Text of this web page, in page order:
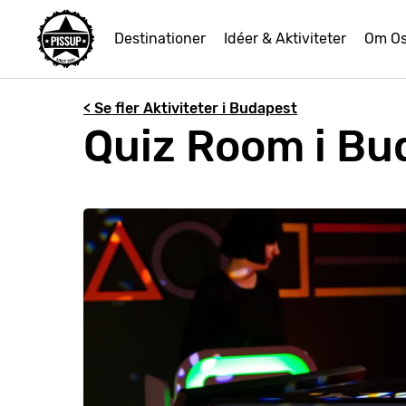
Destinationer Idéer & Aktiviteter Om
< Se fler Aktiviteter i Budapest
Quiz Room i